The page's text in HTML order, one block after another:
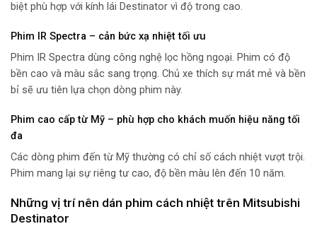
biệt phù hợp với kính lái Destinator vì độ trong cao.
Phim IR Spectra – cản bức xạ nhiệt tối ưu
Phim IR Spectra dùng công nghệ lọc hồng ngoại. Phim có độ
bền cao và màu sắc sang trọng. Chủ xe thích sự mát mẻ và bền
bỉ sẽ ưu tiên lựa chọn dòng phim này.
Phim cao cấp từ Mỹ – phù hợp cho khách muốn hiệu năng tối
đa
Các dòng phim đến từ Mỹ thường có chỉ số cách nhiệt vượt trội.
Phim mang lại sự riêng tư cao, độ bền màu lên đến 10 năm.
Những vị trí nên dán phim cách nhiệt trên Mitsubishi
Destinator